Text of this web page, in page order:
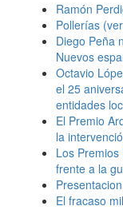
Ramón
Pollerías
Diego Peña
Nuevos
Octavio
el 25
entidades
El Premio
la
Los
frente a la
El fracaso